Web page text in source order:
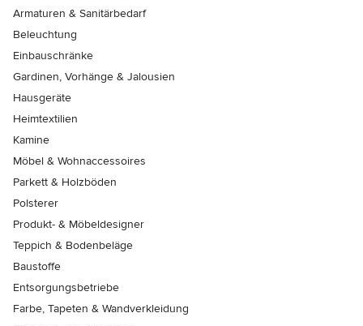
Armaturen & Sanitärbedarf
Beleuchtung
Einbauschränke
Gardinen, Vorhänge & Jalousien
Hausgeräte
Heimtextilien
Kamine
Möbel & Wohnaccessoires
Parkett & Holzböden
Polsterer
Produkt- & Möbeldesigner
Teppich & Bodenbeläge
Baustoffe
Entsorgungsbetriebe
Farbe, Tapeten & Wandverkleidung